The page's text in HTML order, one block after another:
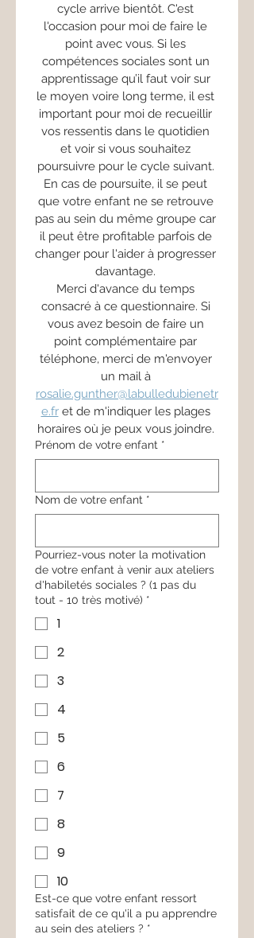
cycle arrive bientôt. C'est
l'occasion pour moi de faire le
point avec vous. Si les
compétences sociales sont un
apprentissage qu’il faut voir sur
le moyen voire long terme, il est
important pour moi de recueillir
vos ressentis dans le quotidien
et voir si vous souhaitez
poursuivre pour le cycle suivant.
En cas de poursuite, il se peut
que votre enfant ne se retrouve
pas au sein du même groupe car
il peut être profitable parfois de
changer pour l'aider à progresser
Merci d'avance du temps
consacré à ce questionnaire. Si
vous avez besoin de faire un
point complémentaire par
téléphone, merci de m'envoyer
un mail à
rosalie.gunther@labulledubienetr
e.fr et de m'indiquer les plages
Prénom de votre enfant *
Nom de votre enfant *
Pourriez-vous noter la motivation
de votre enfant à venir aux ateliers
d'habiletés sociales ? (1 pas du
tout - 10 très motivé) *
1
2
3
4
5
6
7
8
9
10
Est-ce que votre enfant ressort
satisfait de ce qu'il a pu apprendre
au sein des ateliers ? *